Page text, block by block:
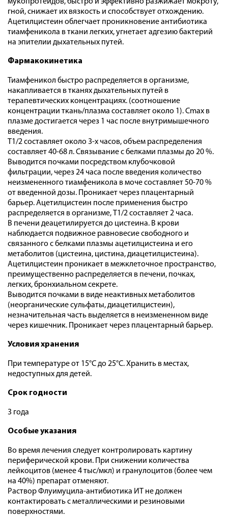
мукопротеидов, быстро и эффективно разжижает мокроту,
гной, снижает их вязкость и способствует отхождению.
Ацетилцистеин облегчает проникновение антибиотика
тиамфеникола в ткани легких, угнетает адгезию бактерий
на эпителии дыхательных путей.
Фармакокинетика
Тиамфеникол быстро распределяется в организме,
накапливается в тканях дыхательных путей в
терапевтических концентрациях. (соотношение
концентрации ткань/плазма составляет около 1). Cmax в
плазме достигается через 1 час после внутримышечного
введения.
T1/2 составляет около 3-х часов, объем распределения
составляет 40-68 л. Связывание с белками плазмы до 20 %.
Выводится почками посредством клубочковой
фильтрации, через 24 часа после введения количество
неизмененного тиамфеникола в моче составляет 50-70 %
от введенной дозы. Проникает через плацентарный
барьер. Ацетилцистеин после применения быстро
распределяется в организме, T1/2 составляет 2 часа.
В печени деацетилируется до цистеина. В крови
наблюдается подвижное равновесие свободного и
связанного с белками плазмы ацетилцистеина и его
метаболитов (цистеина, цистина, диацетилцистеина).
Ацетилцистеин проникает в межклеточное пространство,
преимущественно распределяется в печени, почках,
легких, бронхиальном секрете.
Выводится почками в виде неактивных метаболитов
(неорганические сульфаты, диацетилцистеин),
незначительная часть выделяется в неизмененном виде
через кишечник. Проникает через плацентарный барьер.
Условия хранения
При температуре от 15°С до 25°С. Хранить в местах,
недоступных для детей.
Срок годности
3 года
Особые указания
Во время лечения следует контролировать картину
периферической крови. При снижении количества
лейкоцитов (менее 4 тыс/мкл) и гранулоцитов (более чем
на 40%) препарат отменяют.
Раствор Флуимуцила-антибиотика ИТ не должен
контактировать с металлическими и резиновыми
поверхностями.